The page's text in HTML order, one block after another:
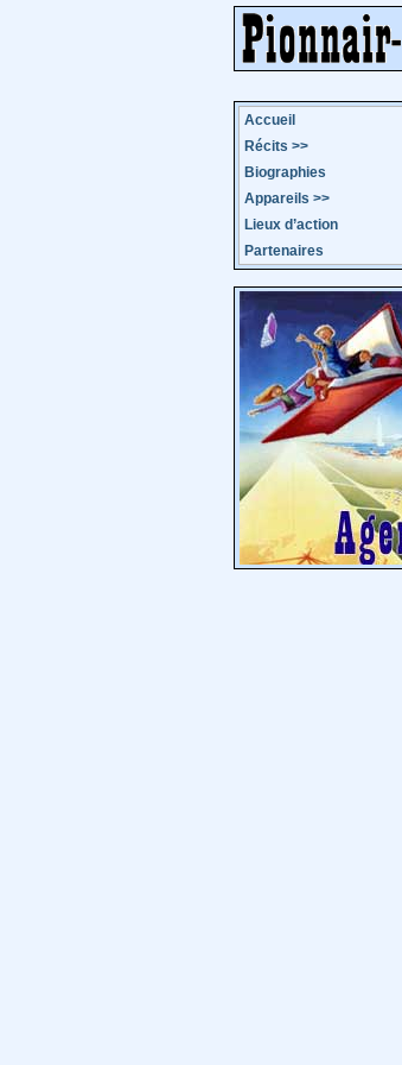
Accueil
Récits >>
Biographies
Appareils >>
Lieux d’action
Partenaires